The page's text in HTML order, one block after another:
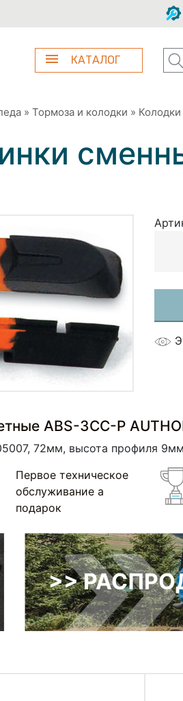
КАТАЛОГ
» Тормоза и колодки »
ABS-3CC-P
72мм, высота профиля
Первое техническое
обслуживание а
подарок
>>